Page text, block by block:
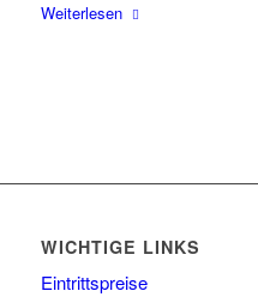
Weiterlesen
WICHTIGE LINKS
Eintrittspreise